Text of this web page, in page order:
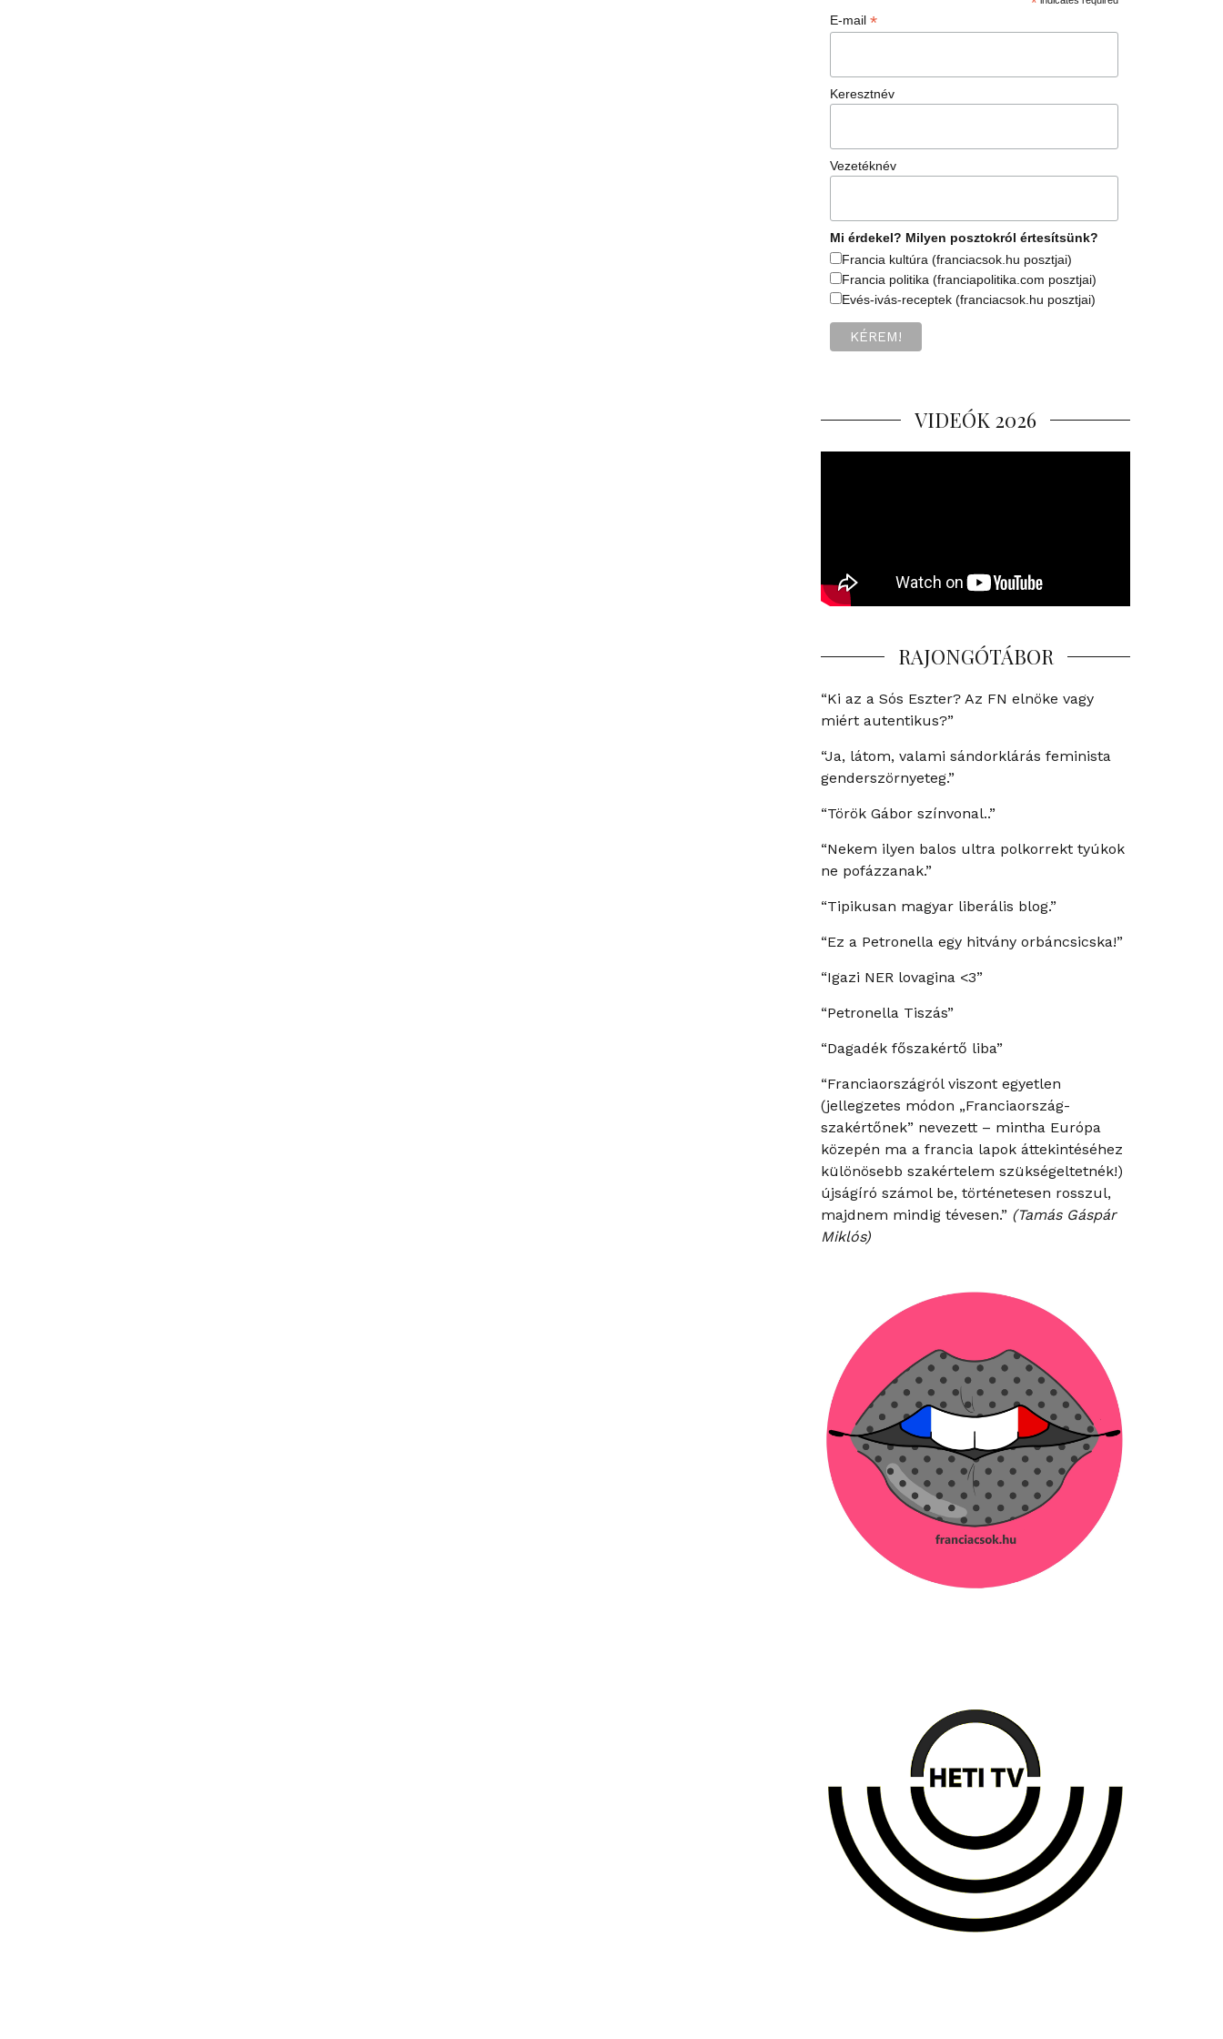
E-mail*
Keresztnév
Vezetéknév
Mi érdekel? Milyen posztokról értesítsünk?
Francia kultúra (franciacsok.hu posztjai)
Francia politika (franciapolitika.com posztjai)
Evés-ivás-receptek (franciacsok.hu posztjai)
VIDEÓK 2026
RAJONGÓTÁBOR
“Ki az a Sós Eszter? Az FN elnöke vagy
miért autentikus?”
“Ja, látom, valami sándorklárás feminista
genderszörnyeteg.”
“Török Gábor színvonal..”
“Nekem ilyen balos ultra polkorrekt tyúkok
ne pofázzanak.”
“Tipikusan magyar liberális blog.”
“Ez a Petronella egy hitvány orbáncsicska!”
“Igazi NER lovagina <3”
“Petronella Tiszás”
“Dagadék főszakértő liba”
“Franciaországról viszont egyetlen
(jellegzetes módon „Franciaország-
szakértőnek” nevezett – mintha Európa
közepén ma a francia lapok áttekintéséhez
különösebb szakértelem szükségeltetnék!)
újságíró számol be, történetesen rosszul,
majdnem mindig tévesen.” (Tamás Gáspár
Miklós)